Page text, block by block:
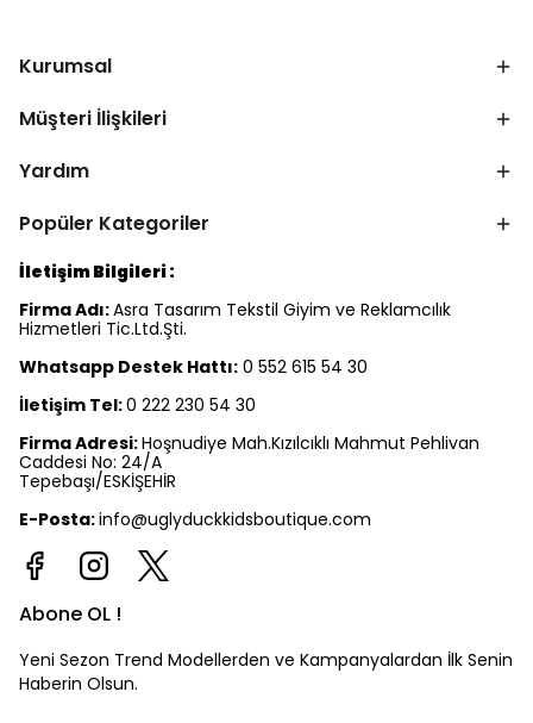
Kurumsal
Müşteri İlişkileri
Yardım
Popüler Kategoriler
İletişim Bilgileri :
Firma Adı:Asra Tasarım Tekstil Giyim ve Reklamcılık
Hizmetleri Tic.Ltd.Şti.
Whatsapp Destek Hattı: 0 552 615 54 30
İletişim Tel:0 222 230 54 30
Firma Adresi:Hoşnudiye Mah.Kızılcıklı Mahmut Pehlivan
Caddesi No: 24/A
Tepebaşı/ESKİŞEHİR
E-Posta:info@uglyduckkidsboutique.com
Abone OL !
Yeni Sezon Trend Modellerden ve Kampanyalardan İlk Senin
Haberin Olsun.